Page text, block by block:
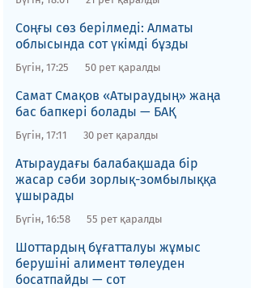
​Соңғы сөз берілмеді: Алматы
облысында сот үкімді бұзды
Бүгін, 17:25 50 рет қаралды
​Самат Смақов «Атыраудың» жаңа
бас бапкері болады — БАҚ
Бүгін, 17:11 30 рет қаралды
Атыраудағы балабақшада бір
жасар сәби зорлық-зомбылыққа
ұшырады
Бүгін, 16:58 55 рет қаралды
Шоттардың бұғатталуы жұмыс
берушіні алимент төлеуден
босатпайды — сот